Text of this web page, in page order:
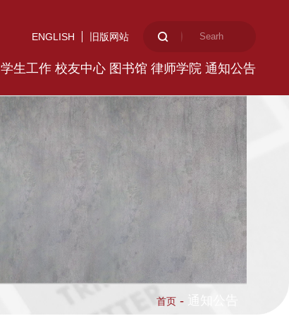
ENGLISH 旧版网站
学生工作 校友中心 图书馆 律师学院 通知公告
首页 -